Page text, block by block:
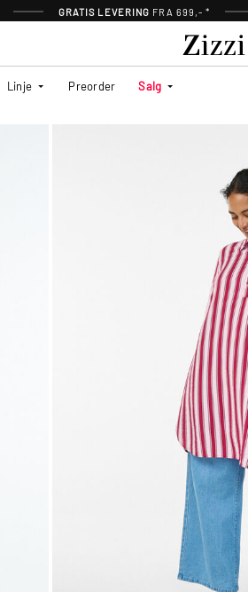
GRATIS LEVERING FRA 699,- *
Linje Preorder Salg